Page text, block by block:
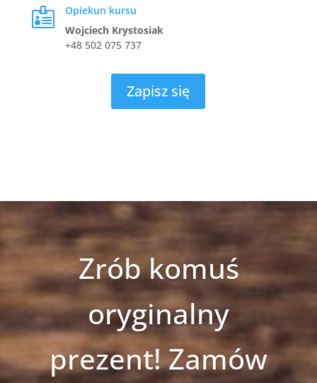

Opiekun kursu
Wojciech Krystosiak
+48 502 075 737
Zapisz się
Zrób komuś
oryginalny
prezent! Zamów